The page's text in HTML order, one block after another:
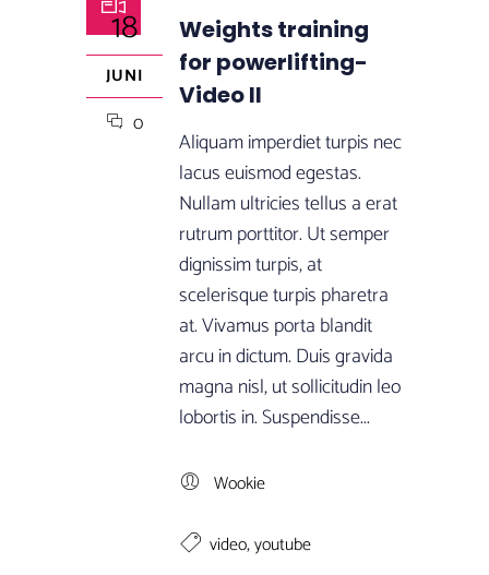
18
JUNI
0
Weights training
for powerlifting-
Video II
Aliquam imperdiet turpis nec
lacus euismod egestas.
Nullam ultricies tellus a erat
rutrum porttitor. Ut semper
dignissim turpis, at
scelerisque turpis pharetra
at. Vivamus porta blandit
arcu in dictum. Duis gravida
magna nisl, ut sollicitudin leo
lobortis in. Suspendisse...
Wookie
video,youtube